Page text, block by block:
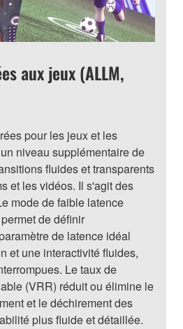
aux jeux (ALLM,
pour les jeux et les
niveau supplémentaire de
fluides et transparents
et les vidéos. Il s'agit des
mode de faible latence
de définir
de latence idéal
et une interactivité fluides,
Le taux de
(VRR) réduit ou élimine le
et le déchirement des
plus fluide et détaillée.